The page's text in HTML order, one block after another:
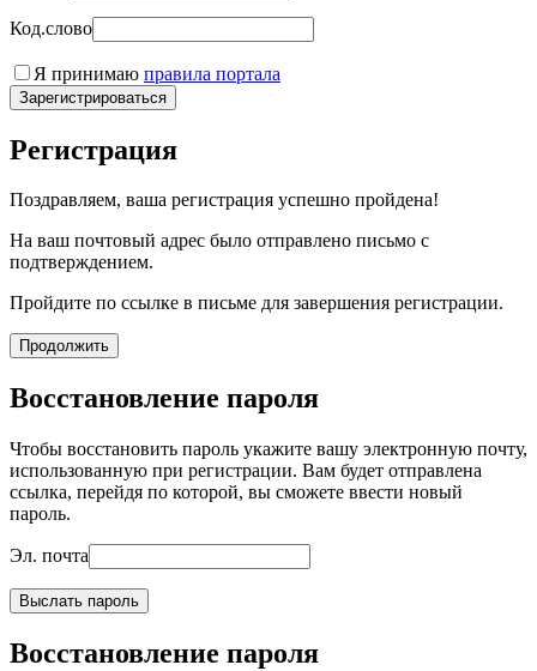
Код.слово
Я принимаю правила портала
Зарегистрироваться
Регистрация
Поздравляем, ваша регистрация успешно пройдена!
На ваш почтовый адрес было отправлено письмо с
подтверждением.
Пройдите по ссылке в письме для завершения регистрации.
Продолжить
Восстановление пароля
Чтобы восстановить пароль укажите вашу электронную почту,
использованную при регистрации. Вам будет отправлена
ссылка, перейдя по которой, вы сможете ввести новый
пароль.
Эл. почта
Выслать пароль
Восстановление пароля